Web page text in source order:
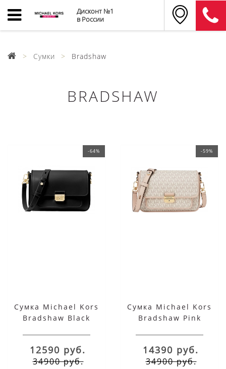
Дисконт №1
в России
Сумки Bradshaw
BRADSHAW
-64%
Сумка Michael Kors
Bradshaw Black
12590 руб.
34900 руб.
-59%
Сумка Michael Kors
Bradshaw Pink
14390 руб.
34900 руб.